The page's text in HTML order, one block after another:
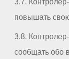
3.7.
повышать
3.8.
сообщать обо